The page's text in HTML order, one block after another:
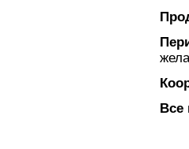
Все